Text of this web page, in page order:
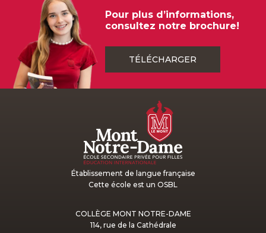
Pour plus d’informations,
consultez notre brochure!
TÉLÉCHARGER
Établissement de langue française
Cette école est un OSBL
COLLÈGE MONT NOTRE-DAME
114, rue de la Cathédrale